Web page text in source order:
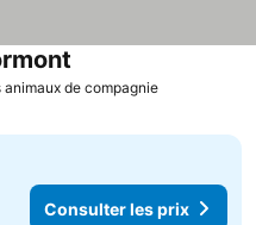
de compagnie
Consulter les prix